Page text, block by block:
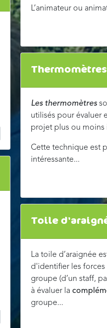
L’animateur ou
Thermomètres
Les thermomètres
utilisés pour évaluer
projet plus ou moins
Cette technique est
intéressante...
Toile
La toile d’araignée
d'identifier les forces
groupe (d’un staff,
à évaluer la
groupe...